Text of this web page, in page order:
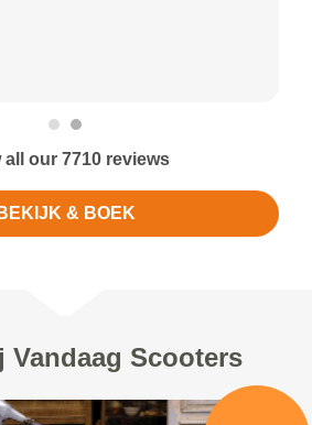
all our 7710 reviews
BEKIJK & BOEK
Vandaag Scooters